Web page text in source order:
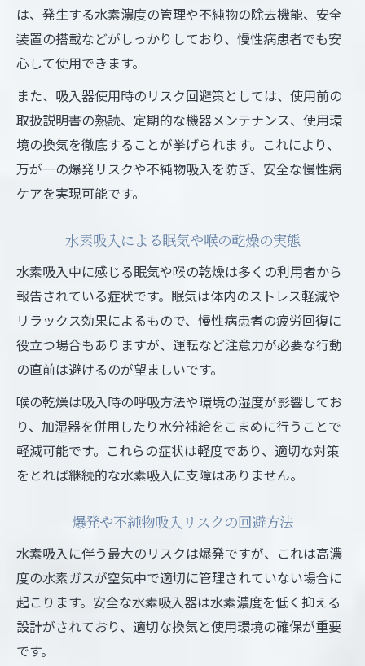
は、発生する水素濃度の管理や不純物の除去機能、安全
装置の搭載などがしっかりしており、慢性病患者でも安
心して使用できます。
また、吸入器使用時のリスク回避策としては、使用前の
取扱説明書の熟読、定期的な機器メンテナンス、使用環
境の換気を徹底することが挙げられます。これにより、
万が一の爆発リスクや不純物吸入を防ぎ、安全な慢性病
ケアを実現可能です。
水素吸入による眠気や喉の乾燥の実態
水素吸入中に感じる眠気や喉の乾燥は多くの利用者から
報告されている症状です。眠気は体内のストレス軽減や
リラックス効果によるもので、慢性病患者の疲労回復に
役立つ場合もありますが、運転など注意力が必要な行動
の直前は避けるのが望ましいです。
喉の乾燥は吸入時の呼吸方法や環境の湿度が影響してお
り、加湿器を併用したり水分補給をこまめに行うことで
軽減可能です。これらの症状は軽度であり、適切な対策
をとれば継続的な水素吸入に支障はありません。
爆発や不純物吸入リスクの回避方法
水素吸入に伴う最大のリスクは爆発ですが、これは高濃
度の水素ガスが空気中で適切に管理されていない場合に
起こります。安全な水素吸入器は水素濃度を低く抑える
設計がされており、適切な換気と使用環境の確保が重要
です。